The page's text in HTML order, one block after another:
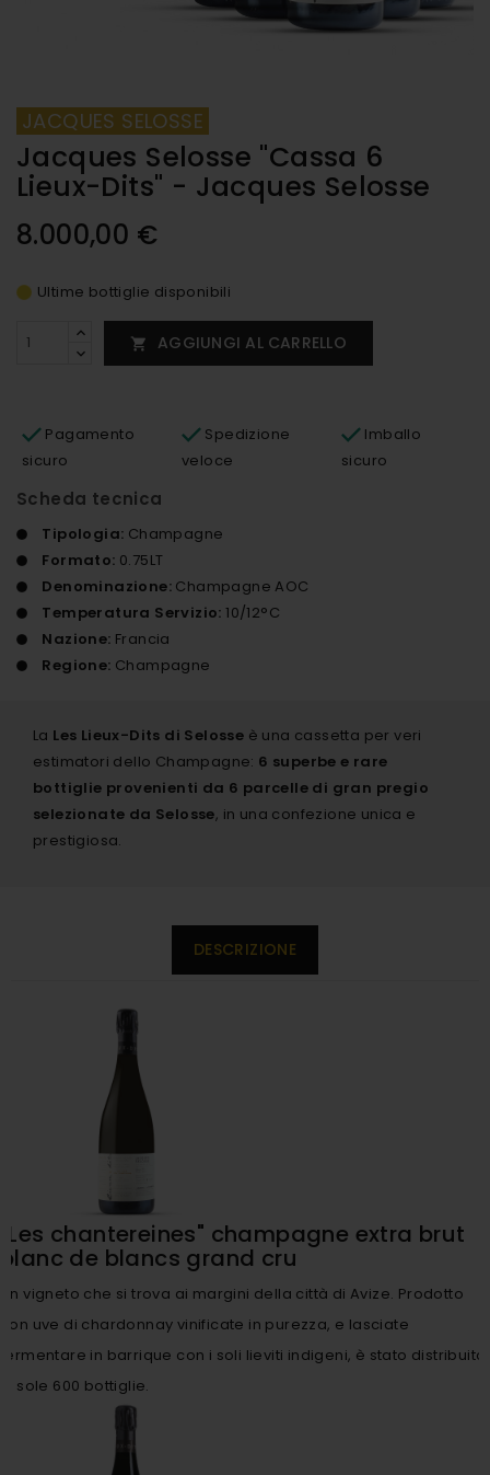
JACQUES SELOSSE
Jacques Selosse "Cassa 6
Lieux-Dits" - Jacques Selosse
8.000,00 €
Ultime bottiglie disponibili
 AGGIUNGI AL CARRELLO
Pagamento
sicuro
Spedizione
veloce
Imballo
sicuro
Scheda tecnica
Tipologia: Champagne
Formato: 0.75LT
Denominazione: Champagne AOC
Temperatura Servizio: 10/12°C
Nazione: Francia
Regione: Champagne
La Les Lieux-Dits di Selosse è una cassetta per veri
estimatori dello Champagne: 6 superbe e rare
bottiglie provenienti da 6 parcelle di gran pregio
selezionate da Selosse, in una confezione unica e
prestigiosa.
DESCRIZIONE
"Les chantereines" champagne extra brut
blanc de blancs grand cru
Un vigneto che si trova ai margini della città di Avize. Prodotto
con uve di chardonnay vinificate in purezza, e lasciate
fermentare in barrique con i soli lieviti indigeni, è stato distribuito
in sole 600 bottiglie.